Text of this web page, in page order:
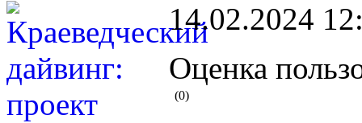
14.02.2024
Оценка
(0)